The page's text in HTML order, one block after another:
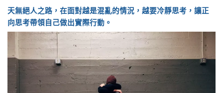
天無絕人之路，在面對越是混亂的情況，越要冷靜思考，讓正
向思考帶領自己做出實際行動。